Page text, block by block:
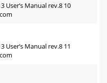
User’s Manual rev.8 10
User’s Manual rev.8 11